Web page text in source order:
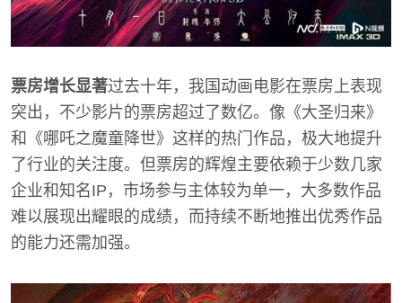
票房增长显著过去十年，我国动画电影在票房上表现
突出，不少影片的票房超过了数亿。像《大圣归来》
和《哪吒之魔童降世》这样的热门作品，极大地提升
了行业的关注度。但票房的辉煌主要依赖于少数几家
企业和知名IP，市场参与主体较为单一，大多数作品
难以展现出耀眼的成绩，而持续不断地推出优秀作品
的能力还需加强。